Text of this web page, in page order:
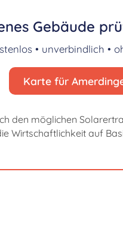
Gebäude
• unverbindlich •
Karte für
den möglichen
Wirtschaftlichkeit auf